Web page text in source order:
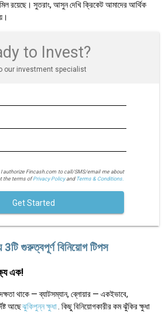
রয়েছে। সুতরাং, আসুন দেখি ক্রিকেট আমাদের আর্থিক
to Invest?
our investment specialist
authorize Fincash.com to call/SMS/email me about
the terms ofPrivacy Policyand Terms & Conditions.
Get Started
গুরুত্বপূর্ণ বিনিয়োগ টিপস
এক!
থাকে — ব্যাটসম্যান, ব্লোয়ার — একইভাবে,
আছেঝুকিপুন্ন ক্ষুধা . কিছু বিনিয়োগকারীর কম ঝুঁকির ক্ষুধা